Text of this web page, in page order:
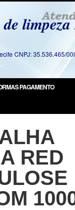
CNPJ: 35.536.465/
PAGAMENTO
RED